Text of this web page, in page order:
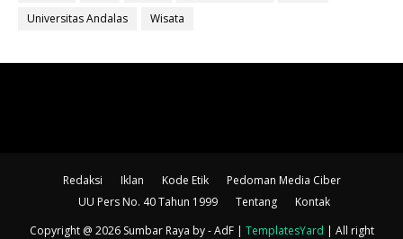
Universitas Andalas
Wisata
Redaksi Iklan Kode Etik
Pedoman Media Ciber
UU Pers No. 40 Tahun 1999
Tentang
Kontak
Copyright @ 2026 Sumbar Raya by - AdF | TemplatesYard | All right